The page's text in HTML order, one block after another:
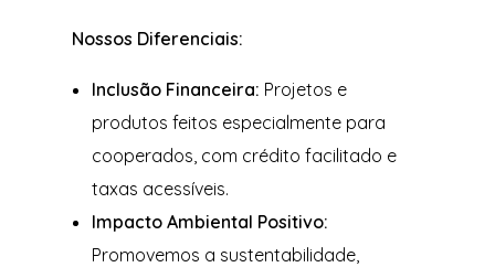
Nossos Diferenciais:
Inclusão Financeira: Projetos e
produtos feitos especialmente para
cooperados, com crédito facilitado e
taxas acessíveis.
Impacto Ambiental Positivo:
Promovemos a sustentabilidade,